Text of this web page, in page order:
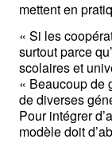
mettent en
« Si les
surtout parce
scolaires et
« Beaucoup
de diverses
Pour intégrer
modèle doit